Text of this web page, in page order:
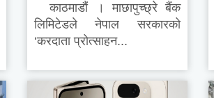
काठमाडौं । माछापुच्छ्रे बैंक
लिमिटेडले नेपाल सरकारको
‘करदाता प्रोत्साहन...